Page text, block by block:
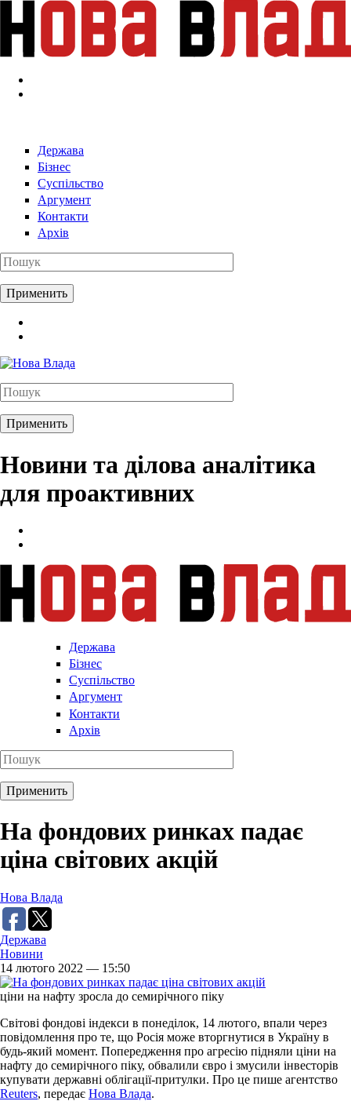
Перейти к основному содержанию
Держава
Бізнес
Суспільство
Аргумент
Контакти
Архів
Новини та ділова аналітика
для проактивних
Держава
Бізнес
Суспільство
Аргумент
Контакти
Архів
На фондових ринках падає
ціна світових акцій
Нова Влада
Держава
Новини
14 лютого 2022 — 15:50
ціни на нафту зросла до семирічного піку
Світові фондові індекси в понеділок, 14 лютого, впали через
повідомлення про те, що Росія може вторгнутися в Україну в
будь-який момент. Попередження про агресію підняли ціни на
нафту до семирічного піку, обвалили євро і змусили інвесторів
купувати державні облігації-притулки. Про це пише агентство
Reuters, передає Нова Влада.